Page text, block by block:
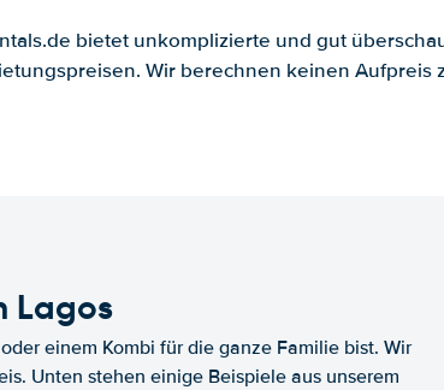
bietet unkomplizierte und gut
Wir berechnen keinen Aufpreis
Lagos
einem Kombi für die ganze Familie bist. Wir
Unten stehen einige Beispiele aus unserem